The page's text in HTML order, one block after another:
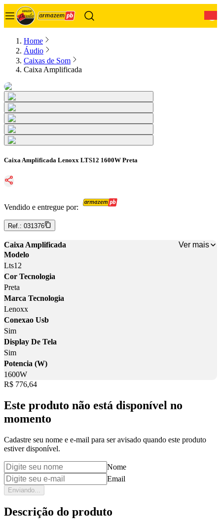
Home
Áudio
Caixas de Som
Caixa Amplificada
Caixa Amplificada Lenoxx LTS12 1600W Preta
Vendido e entregue por:
Ref.: 031376
Caixa Amplificada
Ver mais
Modelo
Lts12
Cor Tecnologia
Preta
Marca Tecnologia
Lenoxx
Conexao Usb
Sim
Display De Tela
Sim
Potencia (W)
1600W
Price:
R$ 776,64
Este produto não está disponível no
momento
Cadastre seu nome e e-mail para ser avisado quando este produto
estiver disponível.
Nome
Email
Enviando...
Descrição do produto